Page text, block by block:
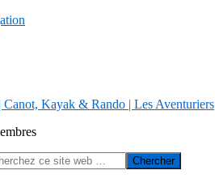
Kayak & Rando | Les Aventuriers